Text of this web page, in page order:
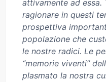
attivamente ad essa.
ragionare in questi
prospettiva
popolazione che
le nostre radici. Le
“memorie viventi”
plasmato la nostra